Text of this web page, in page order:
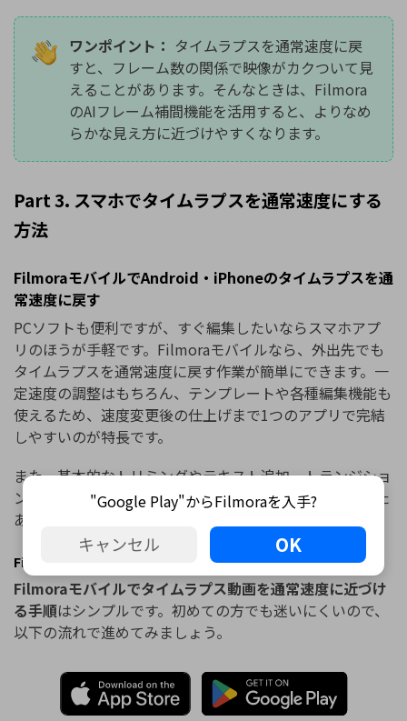
ワンポイント： タイムラプスを通常速度に戻
すと、フレーム数の関係で映像がカクついて見
えることがあります。そんなときは、Filmora
のAIフレーム補間機能を活用すると、よりなめ
らかな見え方に近づけやすくなります。
Part 3. スマホでタイムラプスを通常速度にする
方法
FilmoraモバイルでAndroid・iPhoneのタイムラプスを通
常速度に戻す
PCソフトも便利ですが、すぐ編集したいならスマホアプ
リのほうが手軽です。Filmoraモバイルなら、外出先でも
タイムラプスを通常速度に戻す作業が簡単にできます。一
定速度の調整はもちろん、テンプレートや各種編集機能も
使えるため、速度変更後の仕上げまで1つのアプリで完結
しやすいのが特長です。
また、基本的なトリミングやテキスト追加、トランジショ
ンなども利用できるので、タイムラプスを通常動画にした
あと、そのままSNS向けに整えたい人にも向いています。
Filmoraモバイルでタイムラプスを通常動画にする手順
Filmoraモバイルでタイムラプス動画を通常速度に近づけ
る手順はシンプルです。初めての方でも迷いにくいので、
以下の流れで進めてみましょう。
"Google Play"からFilmoraを入手?
キャンセル OK